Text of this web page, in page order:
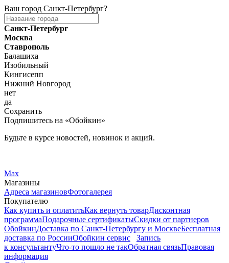
Ваш город Санкт-Петербург?
Санкт-Петербург
Москва
Ставрополь
Балашиха
Изобильный
Кингисепп
Нижний Новгород
нет
да
Сохранить
Подпишитесь на «Обойкин»
Будьте в курсе новостей, новинок и акций.
Max
Магазины
Адреса магазиновФотогалерея
Покупателю
Как купить и оплатитьКак вернуть товарДисконтная
программаПодарочные сертификатыСкидки от партнеров
ОбойкинДоставка по Санкт-Петербургу и МосквеБесплатная
доставка по РоссииОбойкин сервис
Запись
к консультантуЧто-то пошло не такОбратная связьПравовая
информация